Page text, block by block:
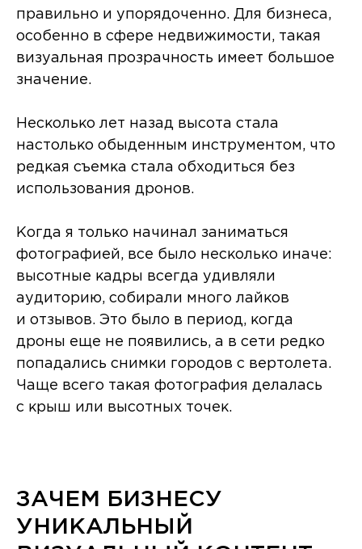
правильно и упорядоченно. Для бизнеса,
особенно в сфере недвижимости, такая
визуальная прозрачность имеет большое
значение.
Несколько лет назад высота стала
настолько обыденным инструментом, что
редкая съемка стала обходиться без
использования дронов.
Когда я только начинал заниматься
фотографией, все было несколько иначе:
высотные кадры всегда удивляли
аудиторию, собирали много лайков
и отзывов. Это было в период, когда
дроны еще не появились, а в сети редко
попадались снимки городов с вертолета.
Чаще всего такая фотография делалась
с крыш или высотных точек.
ЗАЧЕМ БИЗНЕСУ
УНИКАЛЬНЫЙ